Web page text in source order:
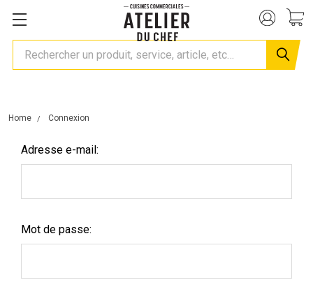
Rechercher
Home Connexion
Adresse e-mail:
Mot de passe: